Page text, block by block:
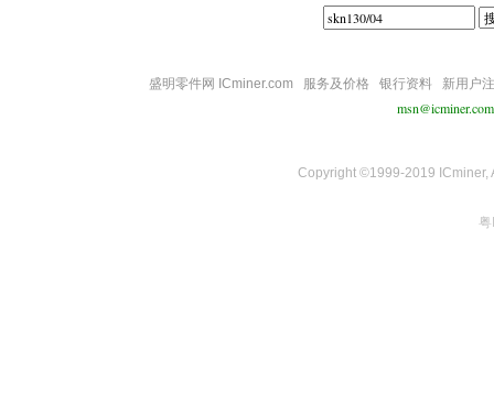
盛明零件网 ICminer.com 服务及价格 银行资料 新用户
msn@icminer.com
Copyright ©1999-2019 ICminer,